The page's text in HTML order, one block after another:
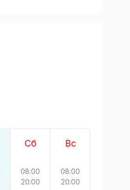
Сб
08:00
20:00
Вс
08:00
20:00